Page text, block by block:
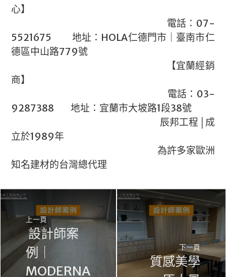
心】
電話：07-
5521675 地址：HOLA仁德門市｜臺南市仁
德區中山路779號
【宜蘭經銷
商】
電話：03-
9287388 地址：宜蘭市大坡路1段38號
辰邦工程│成
立於1989年
為許多家歐洲
知名建材的台灣總代理
上一頁
設計師案
例｜
MODERNA
下一頁
質感美學